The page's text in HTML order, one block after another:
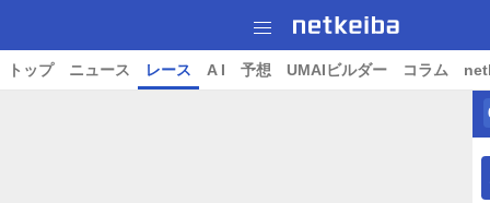
トップ ニュース レース A I 予想 UMAIビルダー コラム